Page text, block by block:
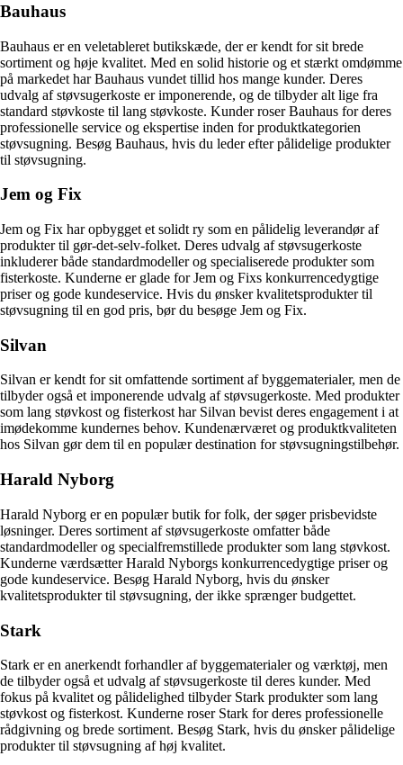
Bauhaus
Bauhaus er en veletableret butikskæde, der er kendt for sit brede
sortiment og høje kvalitet. Med en solid historie og et stærkt omdømme
på markedet har Bauhaus vundet tillid hos mange kunder. Deres
udvalg af støvsugerkoste er imponerende, og de tilbyder alt lige fra
standard støvkoste til lang støvkoste. Kunder roser Bauhaus for deres
professionelle service og ekspertise inden for produktkategorien
støvsugning. Besøg Bauhaus, hvis du leder efter pålidelige produkter
til støvsugning.
Jem og Fix
Jem og Fix har opbygget et solidt ry som en pålidelig leverandør af
produkter til gør-det-selv-folket. Deres udvalg af støvsugerkoste
inkluderer både standardmodeller og specialiserede produkter som
fisterkoste. Kunderne er glade for Jem og Fixs konkurrencedygtige
priser og gode kundeservice. Hvis du ønsker kvalitetsprodukter til
støvsugning til en god pris, bør du besøge Jem og Fix.
Silvan
Silvan er kendt for sit omfattende sortiment af byggematerialer, men de
tilbyder også et imponerende udvalg af støvsugerkoste. Med produkter
som lang støvkost og fisterkost har Silvan bevist deres engagement i at
imødekomme kundernes behov. Kundenærværet og produktkvaliteten
hos Silvan gør dem til en populær destination for støvsugningstilbehør.
Harald Nyborg
Harald Nyborg er en populær butik for folk, der søger prisbevidste
løsninger. Deres sortiment af støvsugerkoste omfatter både
standardmodeller og specialfremstillede produkter som lang støvkost.
Kunderne værdsætter Harald Nyborgs konkurrencedygtige priser og
gode kundeservice. Besøg Harald Nyborg, hvis du ønsker
kvalitetsprodukter til støvsugning, der ikke sprænger budgettet.
Stark
Stark er en anerkendt forhandler af byggematerialer og værktøj, men
de tilbyder også et udvalg af støvsugerkoste til deres kunder. Med
fokus på kvalitet og pålidelighed tilbyder Stark produkter som lang
støvkost og fisterkost. Kunderne roser Stark for deres professionelle
rådgivning og brede sortiment. Besøg Stark, hvis du ønsker pålidelige
produkter til støvsugning af høj kvalitet.